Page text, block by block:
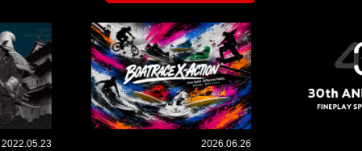
2022.05.23 2026.06.26